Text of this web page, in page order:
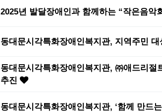
2025년 발달장애인과 함께하는 “작은음
동대문시각특화장애인복지관, 지역주민
동대문시각특화장애인복지관, ㈜애드리
추진
동대문시각특화장애인복지관, ‘함께 만드